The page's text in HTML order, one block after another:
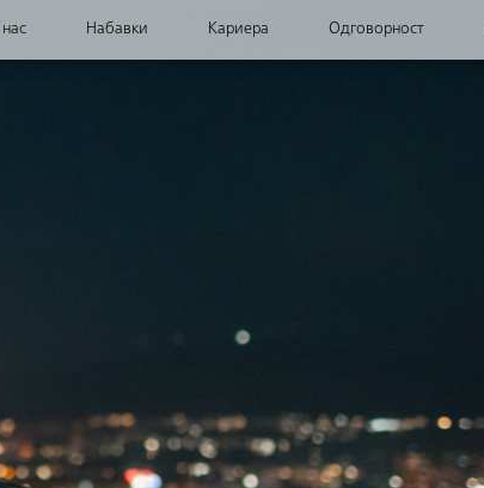
Набавки Кариера Одговорност